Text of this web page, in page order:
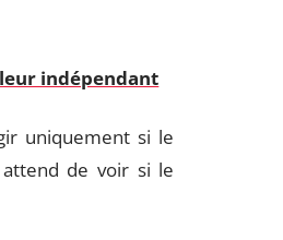
indépendant
uniquement si le
attend de voir si le